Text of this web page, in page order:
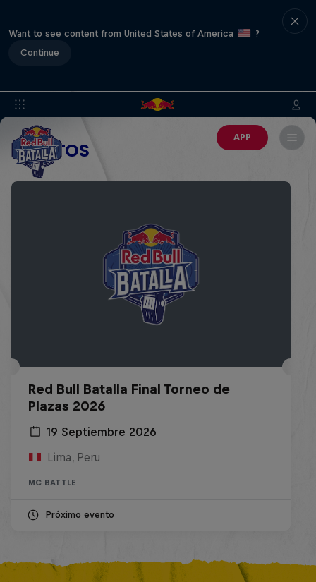
Want to see content from United States of America
?
Continue
APP
EVENTOS
Red Bull Batalla Final Torneo de
Plazas 2026
19 Septiembre 2026
Lima, Peru
MC BATTLE
Próximo evento